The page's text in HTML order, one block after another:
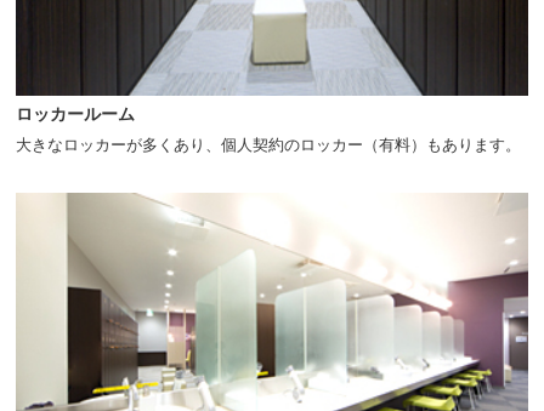
ロッカールーム
大きなロッカーが多くあり、個人契約のロッカー（有料）もあります。